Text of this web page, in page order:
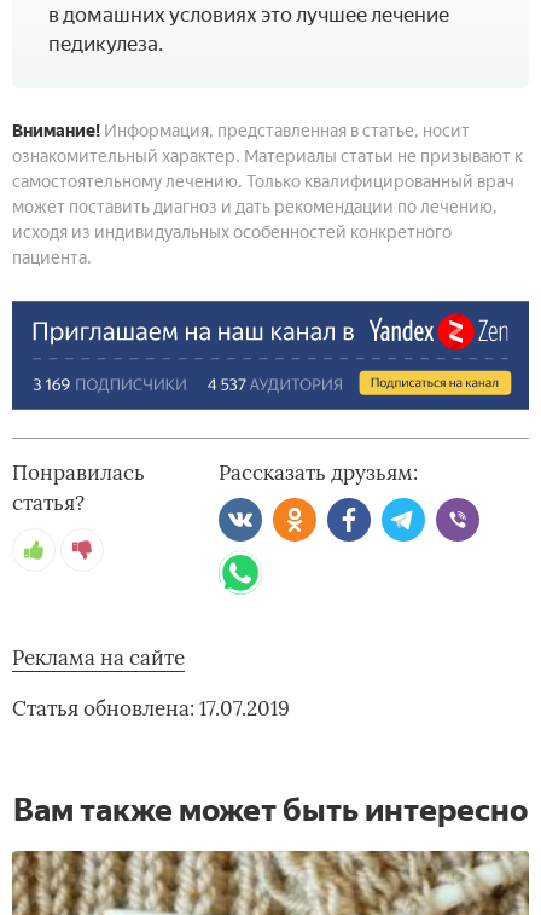
в домашних условиях это лучшее лечение
педикулеза.
Внимание! Информация, представленная в статье, носит
ознакомительный характер. Материалы статьи не призывают к
самостоятельному лечению. Только квалифицированный врач
может поставить диагноз и дать рекомендации по лечению,
исходя из индивидуальных особенностей конкретного
пациента.
Понравилась
статья?
Рассказать друзьям:
Реклама на сайте
Статья обновлена: 17.07.2019
Вам также может быть интересно